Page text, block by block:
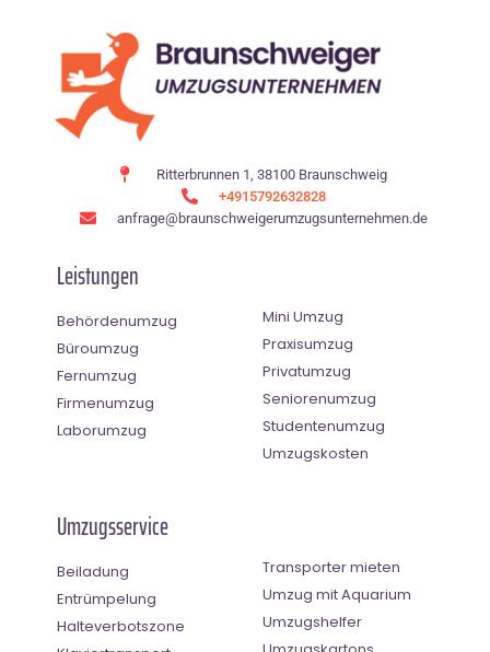
Ritterbrunnen 1, 38100 Braunschweig
+4915792632828
anfrage@braunschweigerumzugsunternehmen.de
Leistungen
Behördenumzug
Büroumzug
Fernumzug
Firmenumzug
Laborumzug
Mini Umzug
Praxisumzug
Privatumzug
Seniorenumzug
Studentenumzug
Umzugskosten
Umzugsservice
Beiladung
Entrümpelung
Halteverbotszone
Transporter mieten
Umzug mit Aquarium
Umzugshelfer